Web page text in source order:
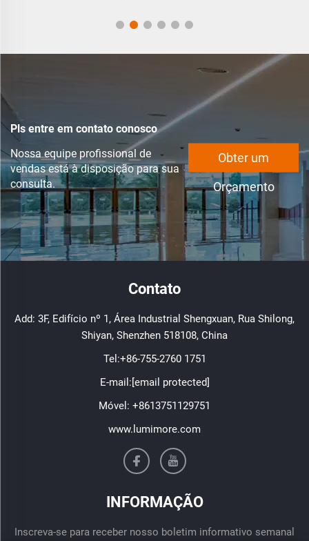
Pls entre em contato conosco
Nossa equipe profissional de
vendas está à disposição para sua
consulta.
Obter um
Orçamento
Contato
Add: 3F, Edifício nº 1, Área Industrial Shengxuan, Rua Shilong,
Shiyan, Shenzhen 518108, China
Tel:+86-755-2760 1751
E-mail:[email protected]
Móvel: +8613751129751
www.lumimore.com
INFORMAÇÃO
Inscreva-se para receber nosso boletim informativo semanal